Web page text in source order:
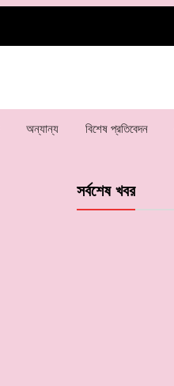
অন্যান্য বিশেষ প্রতিবেদন
সর্বশেষ খবর